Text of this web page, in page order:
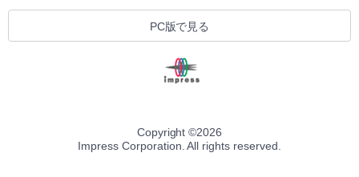
PC版で見る
Copyright ©2026
Impress Corporation. All rights reserved.